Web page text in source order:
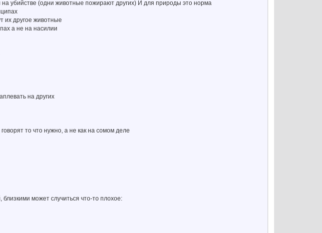
убийстве (одни животные пожирают других) И для природы это норма
их другое животные
а не на насилии
на других
то что нужно, а не как на сомом деле
может случиться что-то плохое: